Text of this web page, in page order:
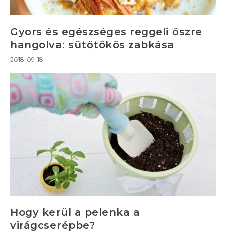
Gyors és egészséges reggeli őszre
hangolva: sütőtökös zabkása
2018-09-18
Hogy kerül a pelenka a
virágcserépbe?